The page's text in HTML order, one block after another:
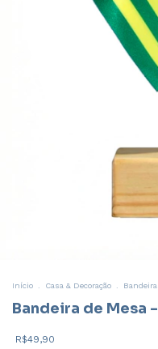
Início . Casa & Decoração .
Bandeira de Mesa
R$49,90